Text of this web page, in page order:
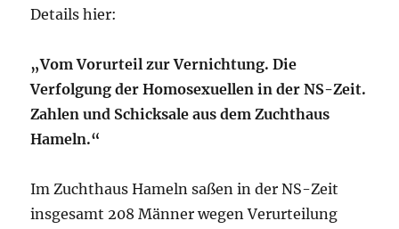
Details hier:
„Vom Vorurteil zur Vernichtung. Die
Verfolgung der Homosexuellen in der NS-Zeit.
Zahlen und Schicksale aus dem Zuchthaus
Hameln.“
Im Zuchthaus Hameln saßen in der NS-Zeit
insgesamt 208 Männer wegen Verurteilung